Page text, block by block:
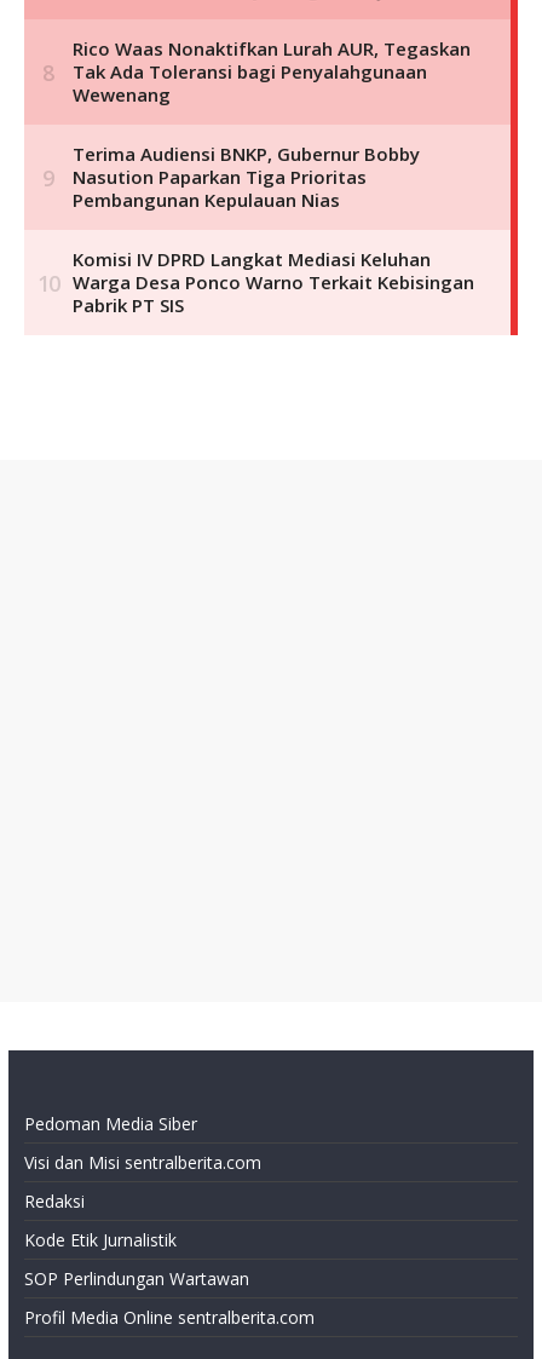
Pedoman Media Siber
Visi dan Misi sentralberita.com
Redaksi
Kode Etik Jurnalistik
SOP Perlindungan Wartawan
Profil Media Online sentralberita.com